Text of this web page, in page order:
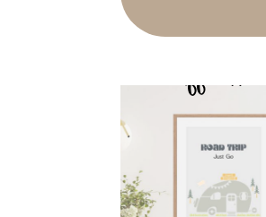
Les
Affiches